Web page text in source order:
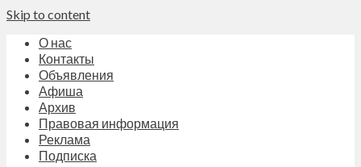
Skip to content
О нас
Контакты
Объявления
Афиша
Архив
Правовая информация
Реклама
Подписка